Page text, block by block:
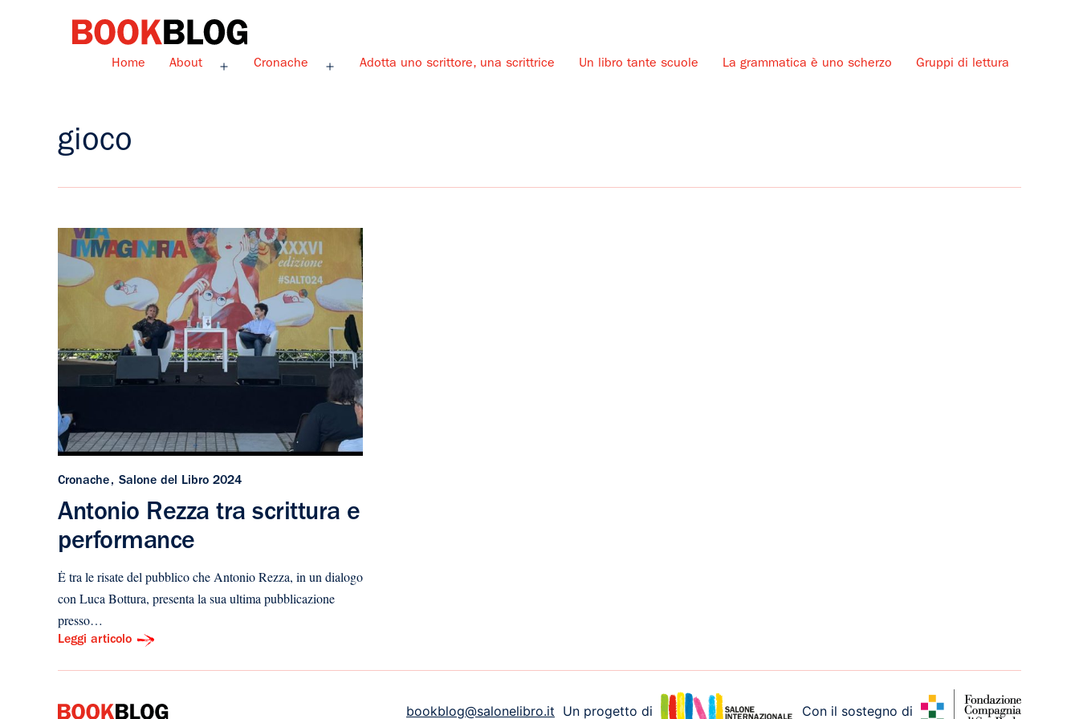
Home About
Apri
Cronache
Apri
Adotta uno scrittore, una scrittrice Un libro tante scuole La grammatica è uno scherzo Gruppi di lettura
gioco
Cronache Salone del Libro 2024
Antonio Rezza tra scrittura e
performance
Ė tra le risate del pubblico che Antonio Rezza, in un dialogo
con Luca Bottura, presenta la sua ultima pubblicazione
presso…
Leggi articolo
bookblog@salonelibro.it Un progetto di Con il sostegno di